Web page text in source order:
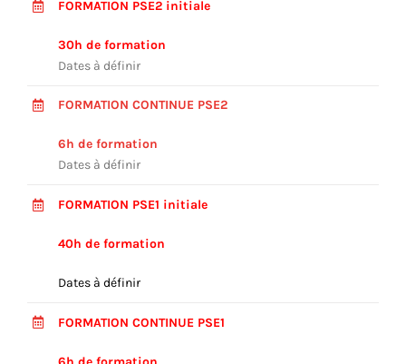
S’INSCRIRE
CONTACT
FORMATION PSE2 initiale
30h de formation
Dates à définir
FORMATION CONTINUE PSE2
6h de formation
Dates à définir
FORMATION PSE1 initiale
40h de formation
Dates à définir
FORMATION CONTINUE PSE1